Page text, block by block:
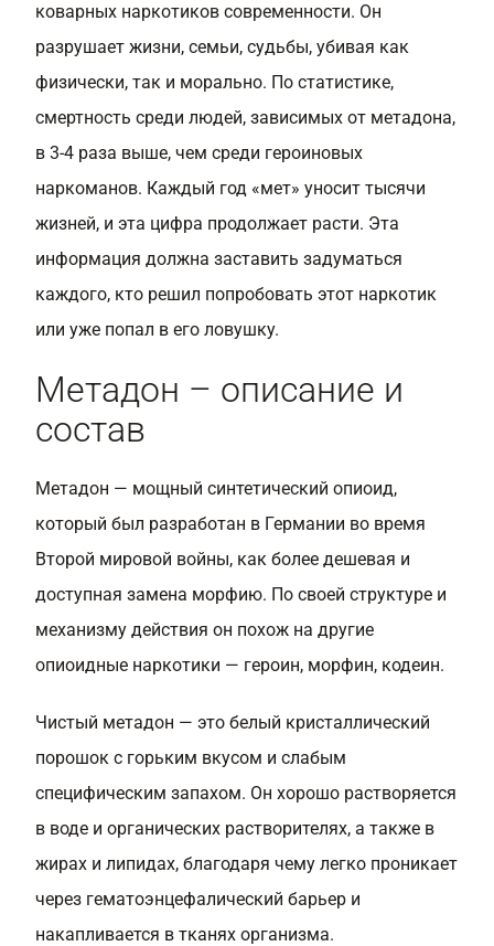
коварных наркотиков современности. Он
разрушает жизни, семьи, судьбы, убивая как
физически, так и морально. По статистике,
смертность среди людей, зависимых от метадона,
в 3-4 раза выше, чем среди героиновых
наркоманов. Каждый год «мет» уносит тысячи
жизней, и эта цифра продолжает расти. Эта
информация должна заставить задуматься
каждого, кто решил попробовать этот наркотик
или уже попал в его ловушку.
Метадон – описание и
состав
Метадон — мощный синтетический опиоид,
который был разработан в Германии во время
Второй мировой войны, как более дешевая и
доступная замена морфию. По своей структуре и
механизму действия он похож на другие
опиоидные наркотики — героин, морфин, кодеин.
Чистый метадон — это белый кристаллический
порошок с горьким вкусом и слабым
специфическим запахом. Он хорошо растворяется
в воде и органических растворителях, а также в
жирах и липидах, благодаря чему легко проникает
через гематоэнцефалический барьер и
накапливается в тканях организма.